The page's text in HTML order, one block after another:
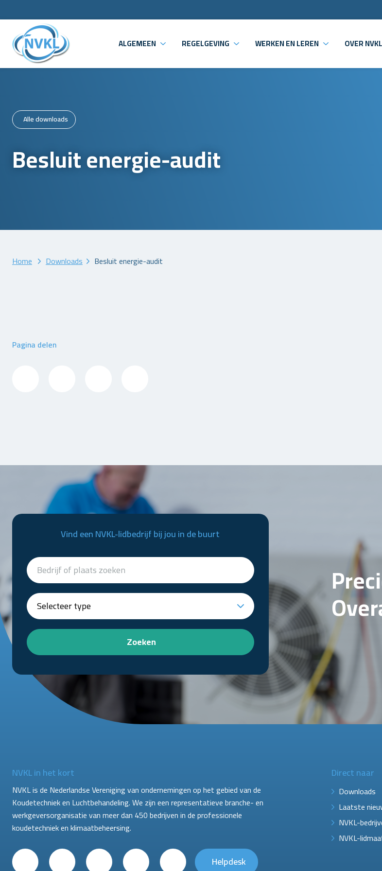
ALGEMEEN REGELGEVING WERKEN EN LEREN OVER NVKL
Alle downloads
Besluit energie-audit
Home Downloads Besluit energie-audit
Pagina delen
Vind een NVKL-lidbedrijf bij jou in de buurt
Zoeken
NVKL in het kort
NVKL is de Nederlandse Vereniging van ondernemingen op het gebied van de
Koudetechniek en Luchtbehandeling. We zijn een representatieve branche- en
werkgeversorganisatie van meer dan 450 bedrijven in de professionele
koudetechniek en klimaatbeheersing.
Helpdesk
Direct naar
Downloads
Laatste
NVKL-
NVKL-